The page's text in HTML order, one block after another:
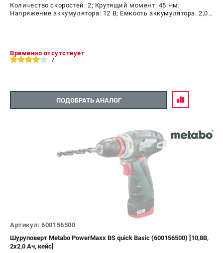
Количество скоростей: 2; Крутящий момент: 45 Нм;
Напряжение аккумулятора: 12 В; Емкость аккумулятора: 2,0
Временно отсутствует
7
ПОДОБРАТЬ АНАЛОГ
Артикул: 600156500
Шуруповерт Metabo PowerMaxx BS quick Basic (600156500) [10,8В,
2x2,0 Ач, кейс]